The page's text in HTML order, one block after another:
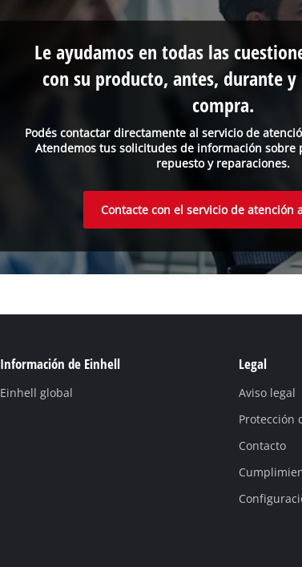
Podés contactar directamente al servicio de
Atendemos tus solicitudes de información sobre
repuesto y reparaciones.
Le ayudamos en todas las
con su producto, antes, durante y
compra.
Contacte con el servicio de atención
Información de Einhell
Einhell global
Legal
Aviso legal
Protección
Contacto